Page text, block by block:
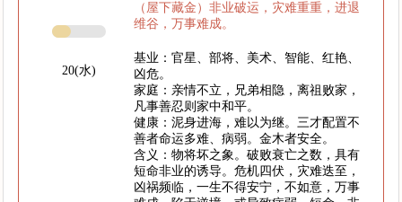
20(水)
（屋下藏金）非业破运，灾难重重，进退
维谷，万事难成。
基业：官星、部将、美术、智能、红艳、
凶危。
家庭：亲情不立，兄弟相隐，离祖败家，
凡事善忍则家中和平。
健康：泥身进海，难以为继。三才配置不
善者命运多难、病弱。金木者安全。
含义：物将坏之象。破败衰亡之数，具有
短命非业的诱导。危机四伏，灾难迭至，
凶祸频临，一生不得安宁，不如意，万事